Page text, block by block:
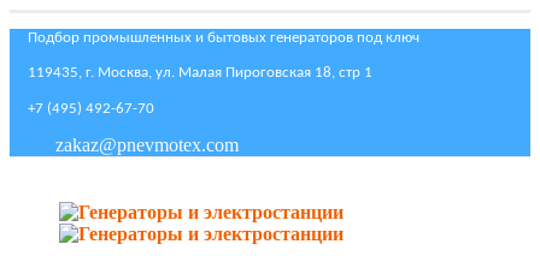
Подбор промышленных и бытовых генераторов под ключ
119435, г. Москва, ул. Малая Пироговская 18, стр 1
+7 (495) 492-67-70
zakaz@pnevmotex.com